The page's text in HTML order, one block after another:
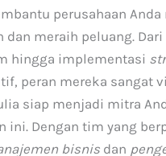
perusahaan Anda
dan meraih peluang. Dari
hingga implementasi
peran mereka sangat
siap menjadi mitra
ini. Dengan tim yang
bisnis dan